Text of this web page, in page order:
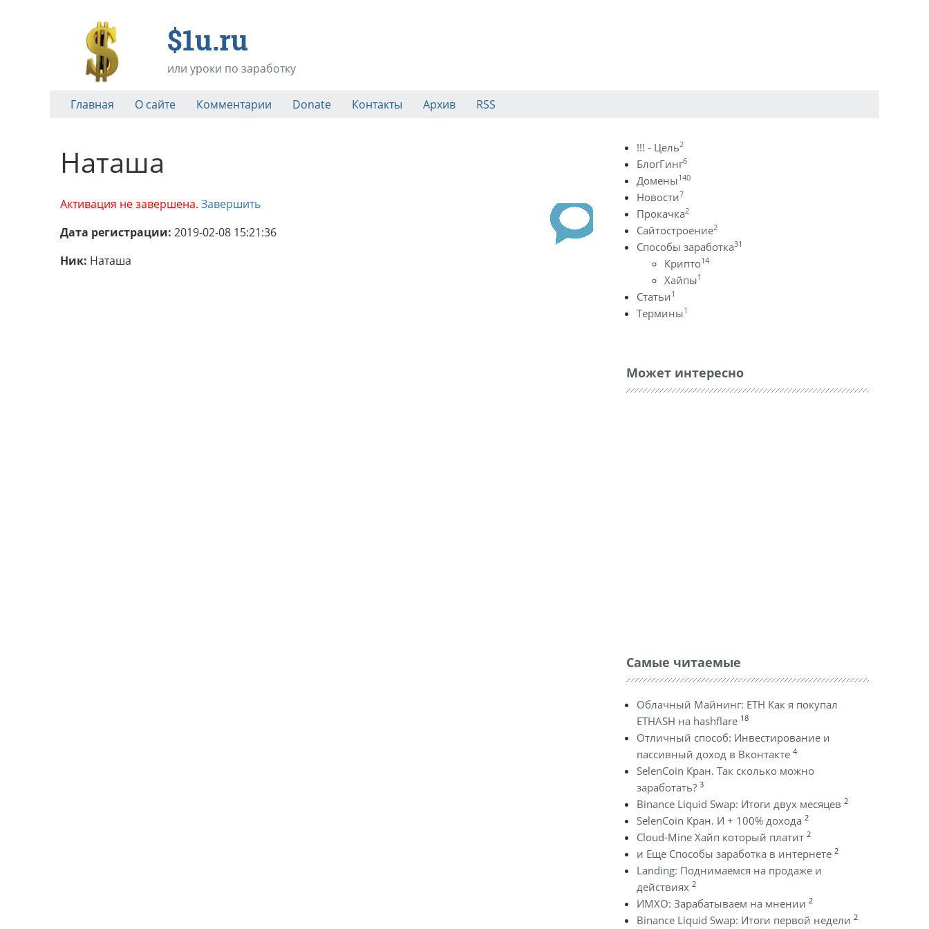
$1u.ru
или уроки по заработку
Главная О сайте Комментарии Donate Контакты Архив RSS
Наташа
Активация не завершена. Завершить
Дата регистрации: 2019-02-08 15:21:36
Ник: Наташа
!!! - Цель2
БлогГинг6
Домены140
Новости7
Прокачка2
Сайтостроение2
Способы заработка31
Крипто14
Хайпы1
Статьи1
Термины1
Может интересно
Самые читаемые
Облачный Майнинг: ETH Как я покупал
ETHASH на hashflare 18
Отличный способ: Инвестирование и
пассивный доход в Вконтакте 4
SelenCoin Кран. Так сколько можно
заработать? 3
Binance Liquid Swap: Итоги двух месяцев 2
SelenCoin Кран. И + 100% дохода 2
Cloud-Mine Хайп который платит 2
и Еще Способы заработка в интернете 2
Landing: Поднимаемся на продаже и
действиях 2
ИМХО: Зарабатываем на мнении 2
Binance Liquid Swap: Итоги первой недели 2